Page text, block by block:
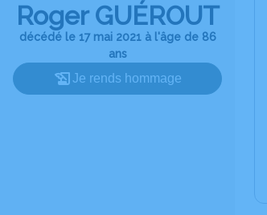
Roger GUÉROUT
décédé le 17 mai 2021 à l'âge de 86
ans
Je rends hommage